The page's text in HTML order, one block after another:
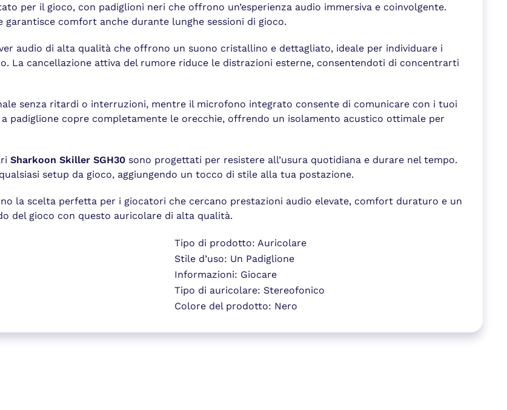
per il gioco, con padiglioni neri che offrono un’esperienza audio immersiva e coinvolgente.
comfort anche durante lunghe sessioni di gioco.
audio di alta qualità che offrono un suono cristallino e dettagliato, ideale per individuare i
La cancellazione attiva del rumore riduce le distrazioni esterne, consentendoti di concentrarti
senza ritardi o interruzioni, mentre il microfono integrato consente di comunicare con i tuoi
padiglione copre completamente le orecchie, offrendo un isolamento acustico ottimale per
Sharkoon Skiller SGH30 sono progettati per resistere all’usura quotidiana e durare nel tempo.
setup da gioco, aggiungendo un tocco di stile alla tua postazione.
la scelta perfetta per i giocatori che cercano prestazioni audio elevate, comfort duraturo e un
del gioco con questo auricolare di alta qualità.
Tipo di prodotto: Auricolare
Stile d’uso: Un Padiglione
Informazioni: Giocare
Tipo di auricolare: Stereofonico
Colore del prodotto: Nero